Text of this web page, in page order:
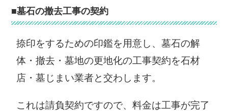
■墓石の撤去工事の契約
捺印をするための印鑑を用意し、墓石の解
体・撤去・墓地の更地化の工事契約を石材
店・墓じまい業者と交わします。
これは請負契約ですので、料金は工事が完了